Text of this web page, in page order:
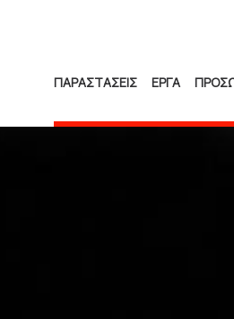
ΠΑΡΑΣΤΑΣΕΙΣ ΕΡΓΑ